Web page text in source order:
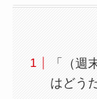
「（週
はどう